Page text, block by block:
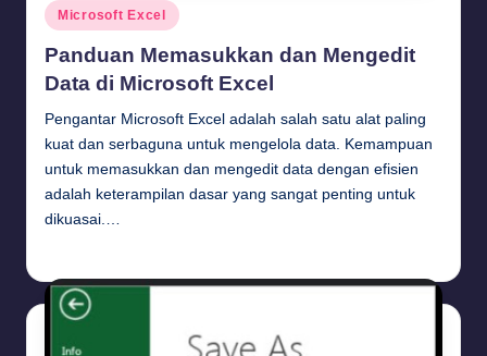
Posted
in
Microsoft Excel
Panduan Memasukkan dan Mengedit
Data di Microsoft Excel
Pengantar Microsoft Excel adalah salah satu alat paling
kuat dan serbaguna untuk mengelola data. Kemampuan
untuk memasukkan dan mengedit data dengan efisien
adalah keterampilan dasar yang sangat penting untuk
dikuasai.…